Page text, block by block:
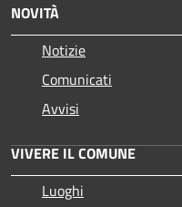
NOVITÀ
Notizie
Comunicati
Avvisi
VIVERE IL COMUNE
Luoghi